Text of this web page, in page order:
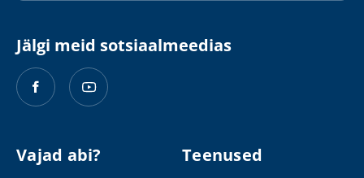
Jälgi meid sotsiaalmeedias
Vajad abi? Teenused